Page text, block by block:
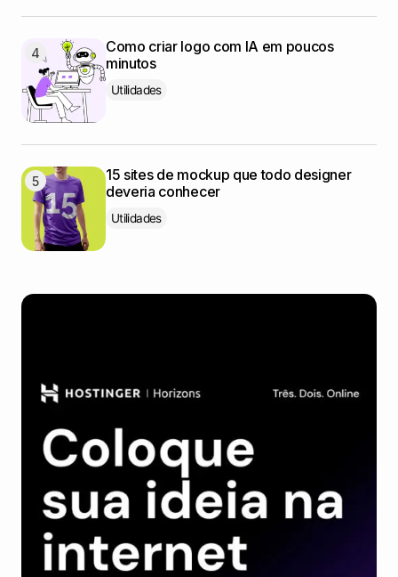
Como criar logo com IA em poucos
minutos
Utilidades
15 sites de mockup que todo designer
deveria conhecer
Utilidades